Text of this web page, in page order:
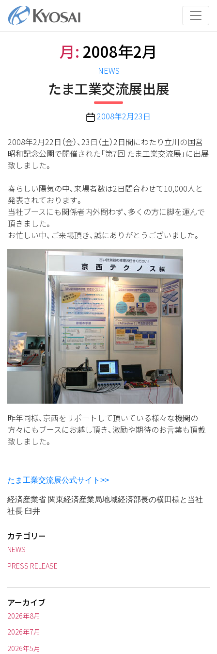
テ
月: 2008年2月
カ
テ
ゴ
リ
ー
NEWS
たま工業交流展出展
投
日
2008年2月23日
2008年2月22日（金）、23日（土）2日間にわたり立川の国営
昭和記念公園で開催された「第7回 たま工業交流展」に出展
致しました。
春らしい陽気の中、来場者数は2日間合わせて10,000人と
発表されております。
当社ブースにも関係者内外問わず、多くの方に脚を運んで
頂きました。
お忙しい中、ご来場頂き、誠にありがとうございました。
昨年同様、京西をサポートして頂いている様々な機関の
方々にもブースにお越し頂き、激励や期待のお言葉も頂戴
致しました。
たま工業交流展公式サイト>>
経済産業省 関東経済産業局地域経済部長の横田様と当社
社長 臼井
カテゴリー
NEWS
PRESS RELEASE
アーカイブ
2026年8月
2026年7月
2026年5月